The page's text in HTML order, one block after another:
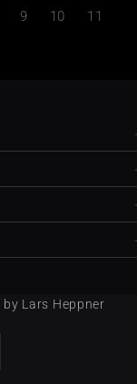
9 10
11
Lars Heppner